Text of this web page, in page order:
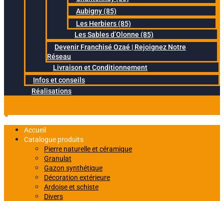
Aubigny (85)
Les Herbiers (85)
Les Sables d’Olonne (85)
Devenir Franchisé Ozaé | Rejoignez Notre
Réseau
Livraison et Conditionnement
Infos et conseils
Réalisations
Accueil
Catalogue produits
Pierre naturelle et céramique
Granulat
Gazon synthétique
Décoration extérieure
Ardoise et schiste
Divers